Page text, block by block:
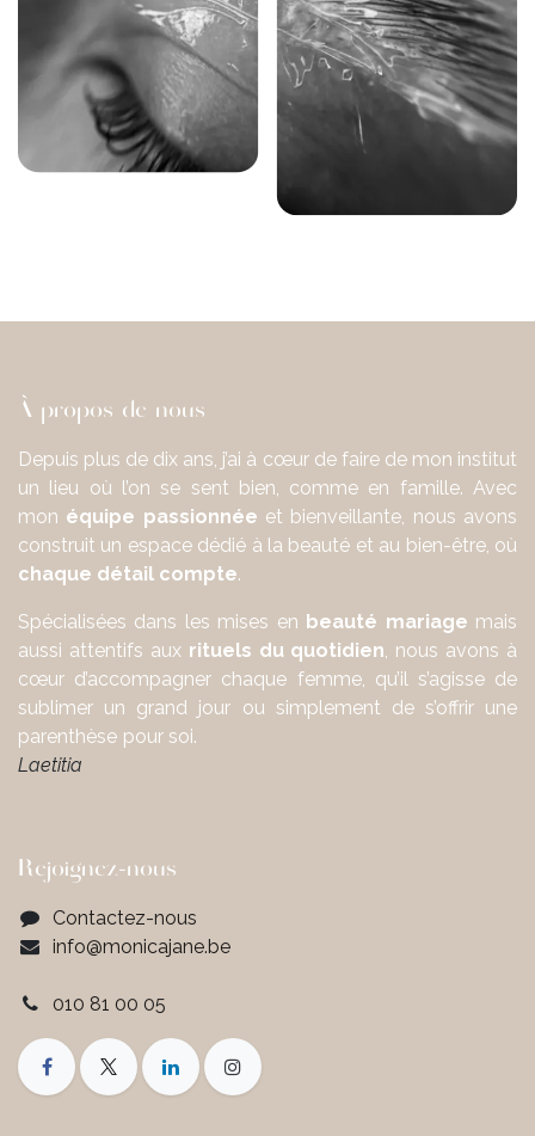
À propos de nous
Depuis plus de dix ans, j’ai à cœur de faire de mon institut
un lieu où l’on se sent bien, comme en famille. Avec
mon équipe passionnée et bienveillante, nous avons
construit un espace dédié à la beauté et au bien-être, où
chaque détail compte.
Spécialisées dans les mises en beauté mariage mais
aussi attentifs aux rituels du quotidien, nous avons à
cœur d’accompagner chaque femme, qu’il s’agisse de
sublimer un grand jour ou simplement de s’offrir une
parenthèse pour soi.
Laetitia
Rejoignez-nous
Contactez-nous
info@monicajane.be
010 81 00 05